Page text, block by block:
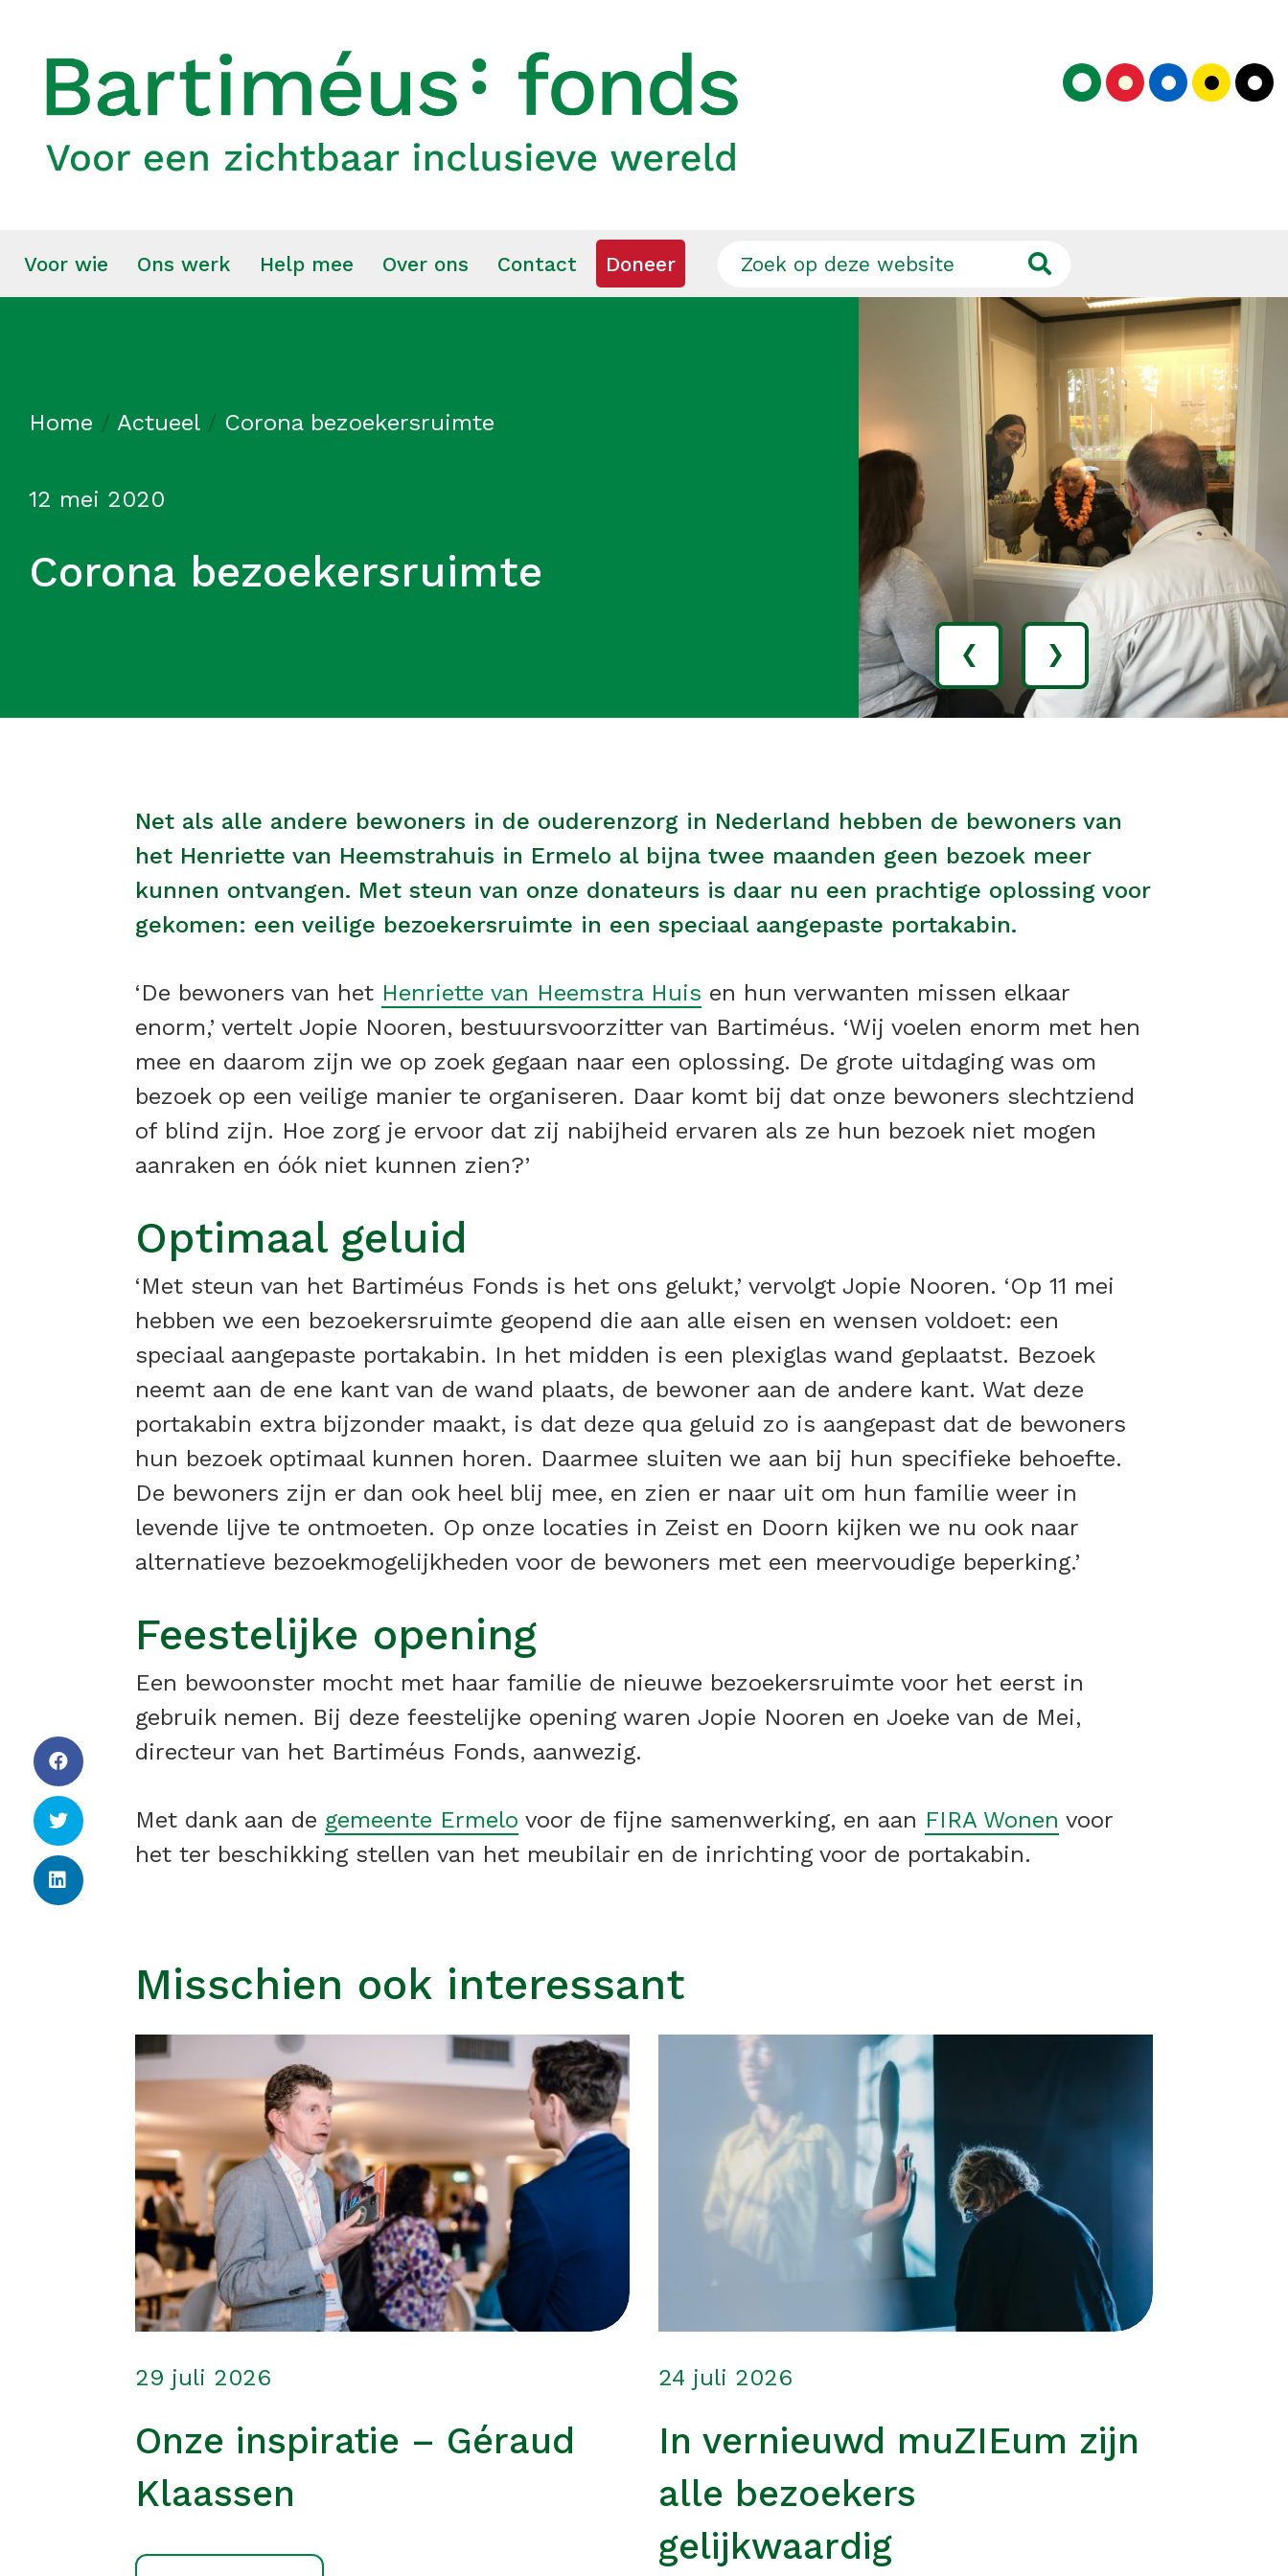
Voor wie Ons werk Help mee Over ons Contact Doneer
Home / Actueel/ Corona bezoekersruimte
Corona bezoekersruimte
12 mei 2020
‹ ›
Net als alle andere bewoners in de ouderenzorg in Nederland hebben de bewoners van
het Henriette van Heemstrahuis in Ermelo al bijna twee maanden geen bezoek meer
kunnen ontvangen. Met steun van onze donateurs is daar nu een prachtige oplossing voor
gekomen: een veilige bezoekersruimte in een speciaal aangepaste portakabin.
‘De bewoners van het Henriette van Heemstra Huis en hun verwanten missen elkaar
enorm,’ vertelt Jopie Nooren, bestuursvoorzitter van Bartiméus. ‘Wij voelen enorm met hen
mee en daarom zijn we op zoek gegaan naar een oplossing. De grote uitdaging was om
bezoek op een veilige manier te organiseren. Daar komt bij dat onze bewoners slechtziend
of blind zijn. Hoe zorg je ervoor dat zij nabijheid ervaren als ze hun bezoek niet mogen
aanraken en óók niet kunnen zien?’
Optimaal geluid
‘Met steun van het Bartiméus Fonds is het ons gelukt,’ vervolgt Jopie Nooren. ‘Op 11 mei
hebben we een bezoekersruimte geopend die aan alle eisen en wensen voldoet: een
speciaal aangepaste portakabin. In het midden is een plexiglas wand geplaatst. Bezoek
neemt aan de ene kant van de wand plaats, de bewoner aan de andere kant. Wat deze
portakabin extra bijzonder maakt, is dat deze qua geluid zo is aangepast dat de bewoners
hun bezoek optimaal kunnen horen. Daarmee sluiten we aan bij hun specifieke behoefte.
De bewoners zijn er dan ook heel blij mee, en zien er naar uit om hun familie weer in
levende lijve te ontmoeten. Op onze locaties in Zeist en Doorn kijken we nu ook naar
alternatieve bezoekmogelijkheden voor de bewoners met een meervoudige beperking.’
Feestelijke opening
Een bewoonster mocht met haar familie de nieuwe bezoekersruimte voor het eerst in
gebruik nemen. Bij deze feestelijke opening waren Jopie Nooren en Joeke van de Mei,
directeur van het Bartiméus Fonds, aanwezig.
Met dank aan de gemeente Ermelo voor de fijne samenwerking, en aan FIRA Wonen voor
het ter beschikking stellen van het meubilair en de inrichting voor de portakabin.
Misschien ook interessant
Onze inspiratie – Géraud
Klaassen
29 juli 2026
In vernieuwd muZIEum zijn
alle bezoekers
gelijkwaardig
24 juli 2026